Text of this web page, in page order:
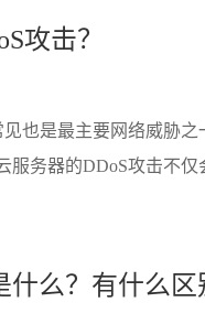
攻击？
也是最主要网络威胁
服务器的DDoS攻击不
么？有什么区